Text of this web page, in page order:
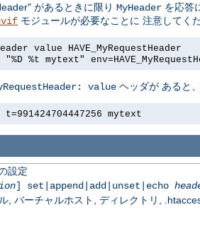
があるときに限り MyHeader を応答
モジュールが必要なことに 注意してくだ
value HAVE_MyRequestHeader
%t mytext"
value ヘッダが あると
t=991424704447256 mytext
設定
] set|append|add|unset|echo
, バーチャルホスト, ディレクトリ,